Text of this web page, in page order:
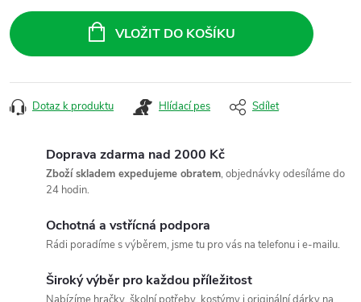
cena:
VLOŽIT DO KOŠÍKU
Dotaz k produktu Hlídací pes Sdílet
Doprava zdarma nad 2000 Kč
Zboží skladem expedujeme obratem, objednávky odesíláme do
24 hodin.
Ochotná a vstřícná podpora
Rádi poradíme s výběrem, jsme tu pro vás na telefonu i e-mailu.
Široký výběr pro každou příležitost